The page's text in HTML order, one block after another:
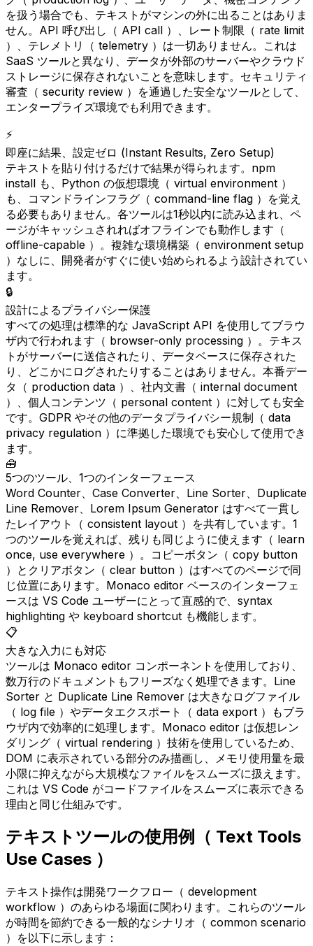
を扱う場合でも、テキストがマシンの外に出ることはありま
せん。API 呼び出し（ API call ）、レート制限（ rate limit
）、テレメトリ（ telemetry ）は一切ありません。これは
SaaS ツールと異なり、データが外部のサーバーやクラウド
ストレージに保存されないことを意味します。セキュリティ
審査（ security review ）を通過した安全なツールとして、
エンタープライズ環境でも利用できます。
⚡
即座に結果、設定ゼロ (Instant Results, Zero Setup)
テキストを貼り付けるだけで結果が得られます。npm
install も、Python の仮想環境（ virtual environment ）
も、コマンドラインフラグ（ command-line flag ）を覚え
る必要もありません。各ツールは1秒以内に読み込まれ、ペ
ージがキャッシュされればオフラインでも動作します（
offline-capable ）。複雑な環境構築（ environment setup
）なしに、開発者がすぐに使い始められるよう設計されてい
ます。
🔒
設計によるプライバシー保護
すべての処理は標準的な JavaScript API を使用してブラウ
ザ内で行われます（ browser-only processing ）。テキス
トがサーバーに送信されたり、データベースに保存された
り、どこかにログされたりすることはありません。本番デー
タ（ production data ）、社内文書（ internal document
）、個人コンテンツ（ personal content ）に対しても安全
です。GDPR やその他のデータプライバシー規制（ data
privacy regulation ）に準拠した環境でも安心して使用でき
ます。
🧰
5つのツール、1つのインターフェース
Word Counter、Case Converter、Line Sorter、Duplicate
Line Remover、Lorem Ipsum Generator はすべて一貫し
たレイアウト（ consistent layout ）を共有しています。1
つのツールを覚えれば、残りも同じように使えます（ learn
once, use everywhere ）。コピーボタン（ copy button
）とクリアボタン（ clear button ）はすべてのページで同
じ位置にあります。Monaco editor ベースのインターフェ
ースは VS Code ユーザーにとって直感的で、syntax
highlighting や keyboard shortcut も機能します。
📋
大きな入力にも対応
ツールは Monaco editor コンポーネントを使用しており、
数万行のドキュメントもフリーズなく処理できます。Line
Sorter と Duplicate Line Remover は大きなログファイル
（ log file ）やデータエクスポート（ data export ）もブラ
ウザ内で効率的に処理します。Monaco editor は仮想レン
ダリング（ virtual rendering ）技術を使用しているため、
DOM に表示されている部分のみ描画し、メモリ使用量を最
小限に抑えながら大規模なファイルをスムーズに扱えます。
これは VS Code がコードファイルをスムーズに表示できる
理由と同じ仕組みです。
テキストツールの使用例（ Text Tools
Use Cases ）
テキスト操作は開発ワークフロー（ development
workflow ）のあらゆる場面に関わります。これらのツール
が時間を節約できる一般的なシナリオ（ common scenario
）を以下に示します：